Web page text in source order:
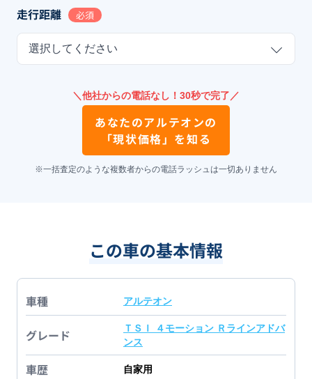
走行距離 必須
選択してください
＼他社からの電話なし！30秒で完了／
あなたのアルテオンの
「現状価格」を知る
※一括査定のような複数者からの電話ラッシュは一切ありません
この車の基本情報
車種 アルテオン
グレード
ＴＳＩ ４モーション Ｒラインアドバ
ンス
車歴 自家用